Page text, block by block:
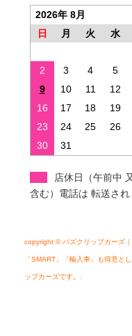
2026年 8月
日
月 火 水
2
3 4 5
9
10 11 12
16
17 18 19
23
24 25 26
30
31
店休日（午前中
含む）電話は 転送され
copyright © バズクリップカーズ
「SMART」「輸入車」も得意と
ップカーズです。.